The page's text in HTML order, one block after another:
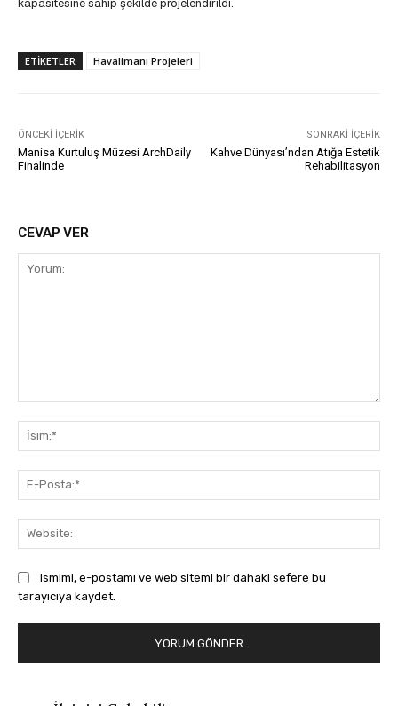
ETIKETLER Havalimanı Projeleri
ÖNCEKI İÇERIK
Manisa Kurtuluş Müzesi ArchDaily
Finalinde
SONRAKI İÇERIK
Kahve Dünyası’ndan Atığa Estetik
Rehabilitasyon
CEVAP VER
Ismimi, e-postamı ve web sitemi bir dahaki sefere bu
tarayıcıya kaydet.